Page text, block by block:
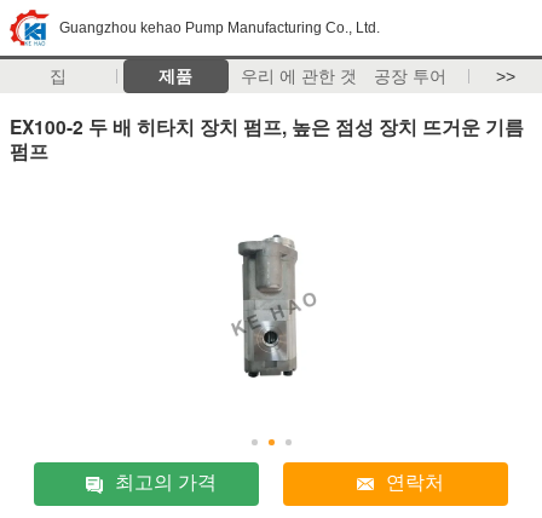
Guangzhou kehao Pump Manufacturing Co., Ltd.
집 제품 우리 에 관한 것 공장 투어 >>
EX100-2 두 배 히타치 장치 펌프, 높은 점성 장치 뜨거운 기름
펌프
최고의 가격 연락처